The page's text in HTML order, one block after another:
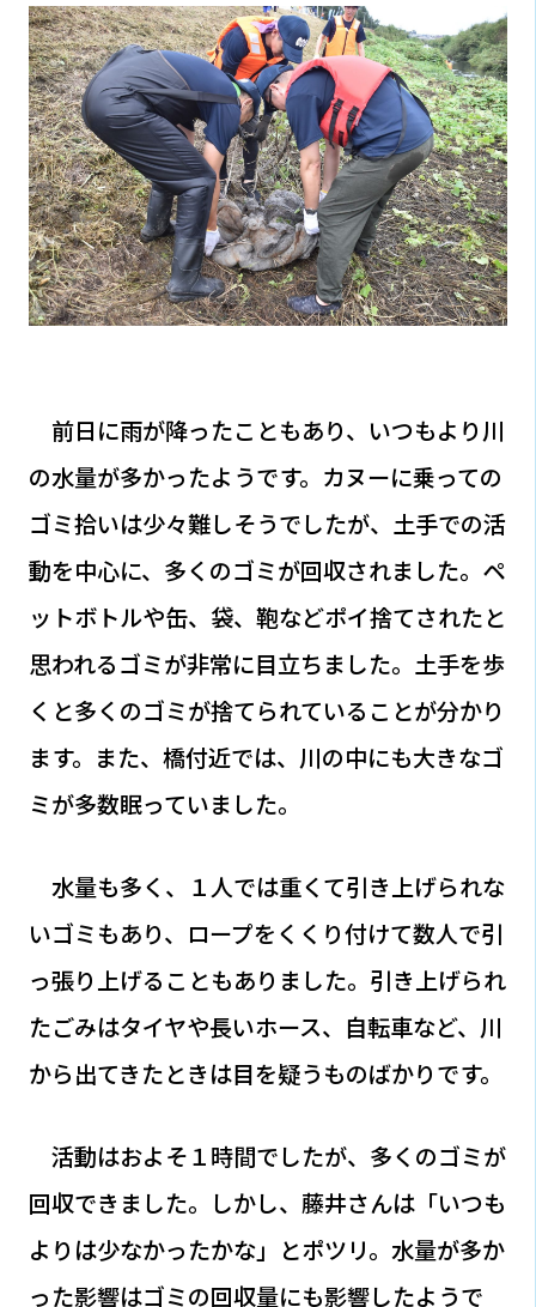
前日に雨が降ったこともあり、いつもより川
の水量が多かったようです。カヌーに乗っての
ゴミ拾いは少々難しそうでしたが、土手での活
動を中心に、多くのゴミが回収されました。ペ
ットボトルや缶、袋、鞄などポイ捨てされたと
思われるゴミが非常に目立ちました。土手を歩
くと多くのゴミが捨てられていることが分かり
ます。また、橋付近では、川の中にも大きなゴ
ミが多数眠っていました。
水量も多く、１人では重くて引き上げられな
いゴミもあり、ロープをくくり付けて数人で引
っ張り上げることもありました。引き上げられ
たごみはタイヤや長いホース、自転車など、川
から出てきたときは目を疑うものばかりです。
活動はおよそ１時間でしたが、多くのゴミが
回収できました。しかし、藤井さんは「いつも
よりは少なかったかな」とポツリ。水量が多か
った影響はゴミの回収量にも影響したようで